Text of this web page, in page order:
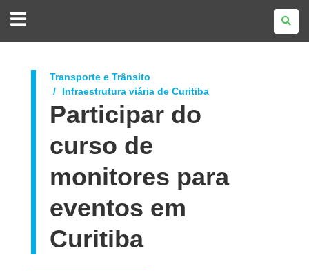
DO
Transporte e Trânsito
Infraestrutura viária de Curitiba
Participar do
curso de
monitores para
eventos em
Curitiba